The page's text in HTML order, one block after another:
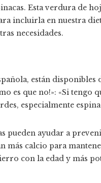
Esta verdura de
incluirla en nuestra
necesidades.
están
es que no!»: «Si
especialmente
pueden ayudar a
más calcio para
con la edad y más